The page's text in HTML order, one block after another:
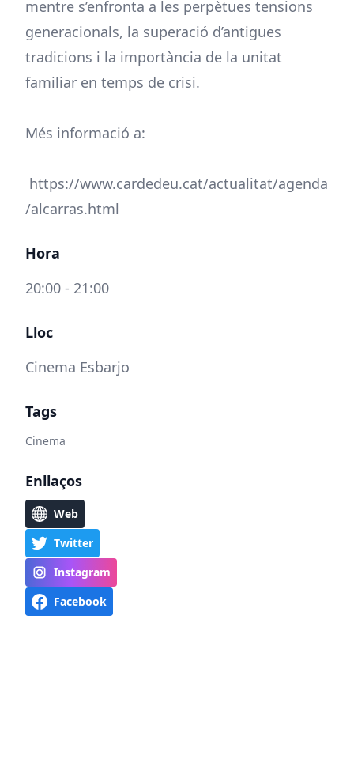
mentre s’enfronta a les perpètues tensions
generacionals, la superació d’antigues
tradicions i la importància de la unitat
familiar en temps de crisi.
Més informació a:
https://www.cardedeu.cat/actualitat/agenda
/alcarras.html
Hora
20:00 - 21:00
Lloc
Cinema Esbarjo
Tags
Cinema
Enllaços
Web
Twitter
Instagram
Facebook